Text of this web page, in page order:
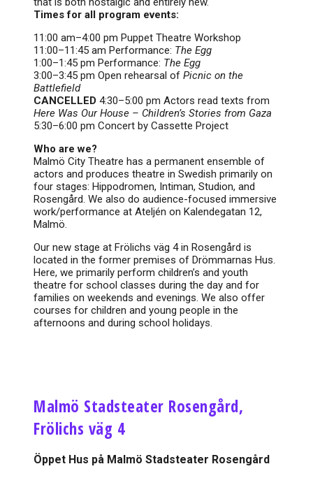
Times for all program events:
11:00 am–4:00 pm Puppet Theatre Workshop
11:00–11:45 am Performance: The Egg
1:00–1:45 pm Performance: The Egg
3:00–3:45 pm Open rehearsal of Picnic on the
Battlefield
CANCELLED 4:30–5:00 pm Actors read texts from
Here Was Our House – Children’s Stories from Gaza
5:30–6:00 pm Concert by Cassette Project
Who are we?
Malmö City Theatre has a permanent ensemble of
actors and produces theatre in Swedish primarily on
four stages: Hippodromen, Intiman, Studion, and
Rosengård. We also do audience-focused immersive
work/performance at Ateljén on Kalendegatan 12,
Malmö.
Our new stage at Frölichs väg 4 in Rosengård is
located in the former premises of Drömmarnas Hus.
Here, we primarily perform children’s and youth
theatre for school classes during the day and for
families on weekends and evenings. We also offer
courses for children and young people in the
afternoons and during school holidays.
Malmö Stadsteater Rosengård,
Frölichs väg 4
Öppet Hus på Malmö Stadsteater Rosengård